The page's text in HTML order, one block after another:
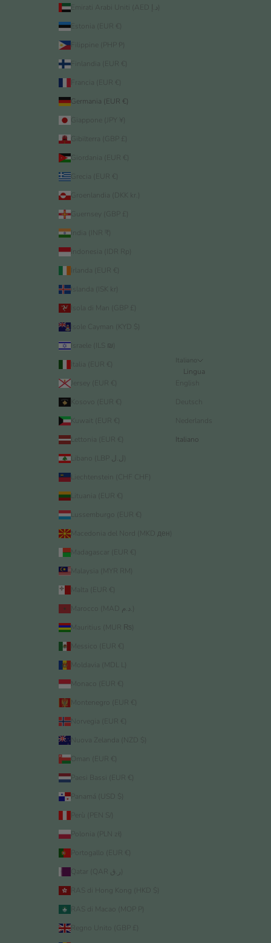
Estonia (EUR €)
Filippine (PHP ₱)
Finlandia (EUR €)
Francia (EUR €)
Germania (EUR €)
Giappone (JPY ¥)
Gibilterra (GBP £)
Giordania (EUR €)
Grecia (EUR €)
Groenlandia (DKK kr.)
Guernsey (GBP £)
India (INR ₹)
Indonesia (IDR Rp)
Irlanda (EUR €)
Islanda (ISK kr)
Isola di Man (GBP £)
Isole Cayman (KYD $)
Israele (ILS ₪)
Italia (EUR €)
Jersey (EUR €)
Kuwait (EUR €)
Lettonia (EUR €)
Liechtenstein (CHF CHF)
Lituania (EUR €)
Lussemburgo (EUR €)
Macedonia del Nord (MKD ден)
Madagascar (EUR €)
Malaysia (MYR RM)
Malta (EUR €)
Mauritius (MUR ₨)
Messico (EUR €)
Moldavia (MDL L)
Monaco (EUR €)
Montenegro (EUR €)
Norvegia (EUR €)
Nuova Zelanda (NZD $)
Oman (EUR €)
Panamá (USD $)
Perù (PEN S/)
Polonia (PLN zł)
Portogallo (EUR €)
RAS di Hong Kong (HKD $)
RAS di Macao (MOP P)
Regno Unito (GBP £)
Italiano
Lingua
English
Deutsch
Nederlands
Italiano